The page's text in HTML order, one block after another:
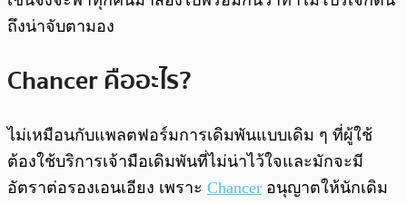
ถึงน่าจับตามอง
Chancer คืออะไร?
ไม่เหมือนกับแพลตฟอร์มการเดิมพันแบบเดิม ๆ ที่ผู้ใช้
ต้องใช้บริการเจ้ามือเดิมพันที่ไม่น่าไว้ใจและมักจะมี
อัตราต่อรองเอนเอียง เพราะ Chancer อนุญาตให้นักเดิม